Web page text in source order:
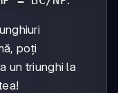
poți
un triunghi la